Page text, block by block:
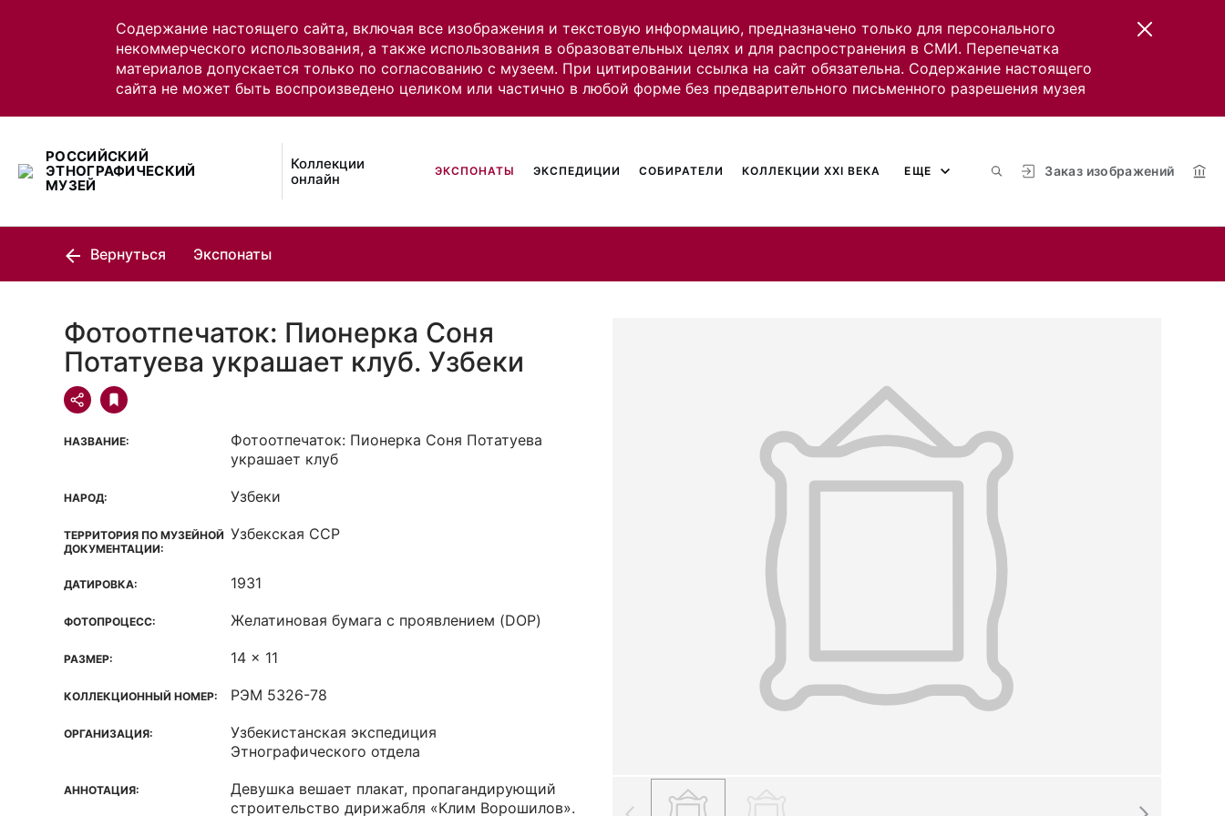
Содержание настоящего сайта, включая все изображения и текстовую информацию, предназначено только для персонального
некоммерческого использования, а также использования в образовательных целях и для распространения в СМИ. Перепечатка
материалов допускается только по согласованию с музеем. При цитировании ссылка на сайт обязательна. Содержание настоящего
сайта не может быть воспроизведено целиком или частично в любой форме без предварительного письменного разрешения музея
РОССИЙСКИЙ
ЭТНОГРАФИЧЕСКИЙ
МУЗЕЙ
Коллекции
онлайн
Заказ изображений
ЭКСПОНАТЫ ЭКСПЕДИЦИИ СОБИРАТЕЛИ КОЛЛЕКЦИИ XXI ВЕКА ЕЩЕ
Вернуться Экспонаты
Фотоотпечаток: Пионерка Соня
Потатуева украшает клуб. Узбеки
НАЗВАНИЕ:
Фотоотпечаток: Пионерка Соня Потатуева
украшает клуб
НАРОД: Узбеки
ТЕРРИТОРИЯ ПО МУЗЕЙНОЙ
ДОКУМЕНТАЦИИ:
Узбекская ССР
ДАТИРОВКА: 1931
ФОТОПРОЦЕСС: Желатиновая бумага с проявлением (DOP)
РАЗМЕР: 14 x 11
КОЛЛЕКЦИОННЫЙ НОМЕР: РЭМ 5326-78
ОРГАНИЗАЦИЯ:
Узбекистанская экспедиция
Этнографического отдела
АННОТАЦИЯ:
Девушка вешает плакат, пропагандирующий
строительство дирижабля «Клим Ворошилов».